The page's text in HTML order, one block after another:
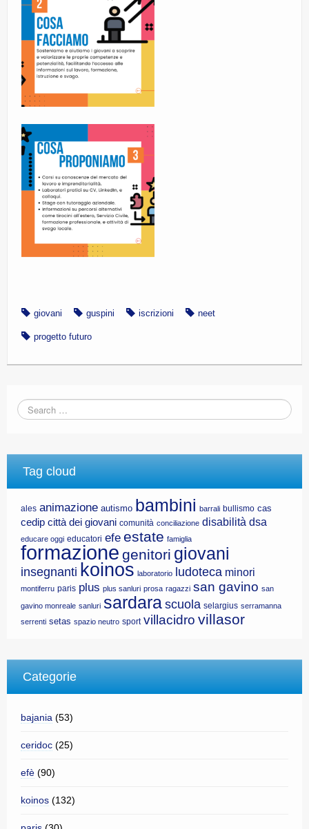
giovani guspini iscrizioni neet
progetto futuro
Tag cloud
ales animazione autismo bambini barrali bullismo cas
cedip città dei giovani comunità conciliazione disabilità dsa
educare oggi educatori efe estate famiglia
formazione genitori giovani
insegnanti koinos laboratorio ludoteca minori
montiferru paris plus plus sanluri prosa ragazzi san gavino san
gavino monreale sanluri sardara scuola selargius serramanna
serrenti setas spazio neutro sport villacidro villasor
Categorie
bajania (53)
ceridoc (25)
efè (90)
koinos (132)